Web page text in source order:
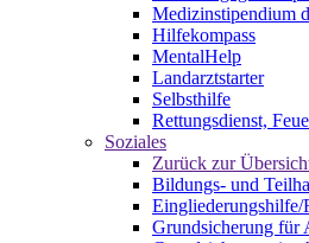
Medizinstipendium
Hilfekompass
MentalHelp
Landarztstarter
Selbsthilfe
Rettungsdienst,
Soziales
Zurück zur
Bildungs- und
Eingliederungshilfe/
Grundsicherung für